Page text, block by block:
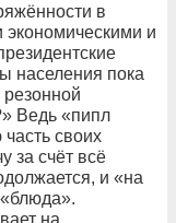
в
экономическими и
населения пока
Ведь «пипл
своих
за счёт всё
и «на
на